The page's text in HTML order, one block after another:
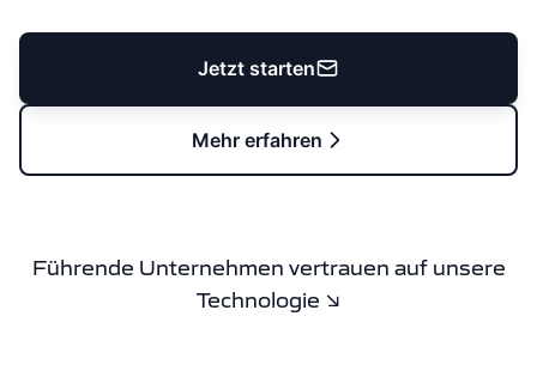
Jetzt starten
Mehr erfahren
Führende Unternehmen vertrauen auf unsere
Technologie ↘